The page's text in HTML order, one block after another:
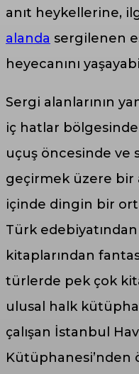
anıt heykellerine,
alanda sergilenen
heyecanını
Sergi alanlarının
iç hatlar
uçuş öncesinde ve
geçirmek üzere bir
içinde dingin bir
Türk
kitaplarından
türlerde pek çok
ulusal halk
çalışan İstanbul
Kütüphanesi’nden